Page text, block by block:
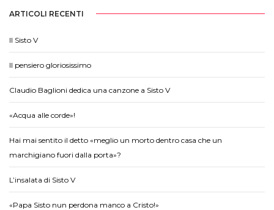
ARTICOLI RECENTI
Il Sisto V
Il pensiero gloriosissimo
Claudio Baglioni dedica una canzone a Sisto V
«Acqua alle corde»!
Hai mai sentito il detto «meglio un morto dentro casa che un
marchigiano fuori dalla porta»?
L’insalata di Sisto V
«Papa Sisto nun perdona manco a Cristo!»